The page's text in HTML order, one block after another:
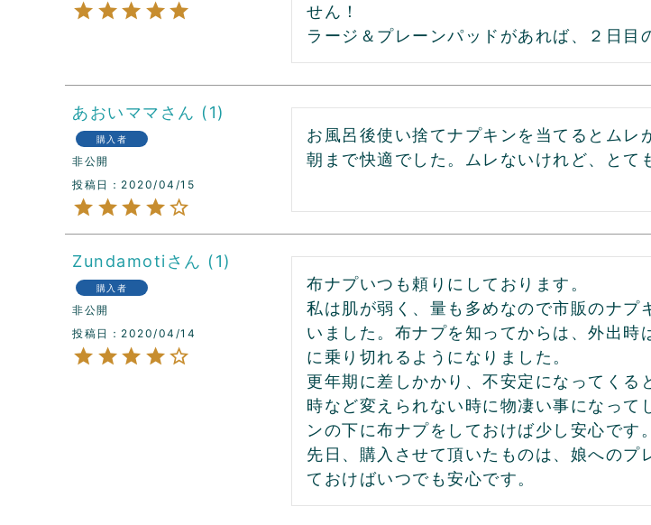
せん！
ラージ＆プレーンパッドがあれば、２日
あおいママ 1
購入者
非公開
投稿日
2020/04/15
お風呂後使い捨てナプキンを当てるとムレ
朝まで快適でした。ムレないけれど、とて
Zundamoti 1
購入者
非公開
投稿日
2020/04/14
布ナプいつも頼りにしております。
私は肌が弱く、量も多めなので市販のナプ
いました。布ナプを知ってからは、外出
に乗り切れるようになりました。
更年期に差しかかり、不安定になってく
時など変えられない時に物凄い事になっ
ンの下に布ナプをしておけば少し安心です。
先日、購入させて頂いたものは、娘への
ておけばいつでも安心です。